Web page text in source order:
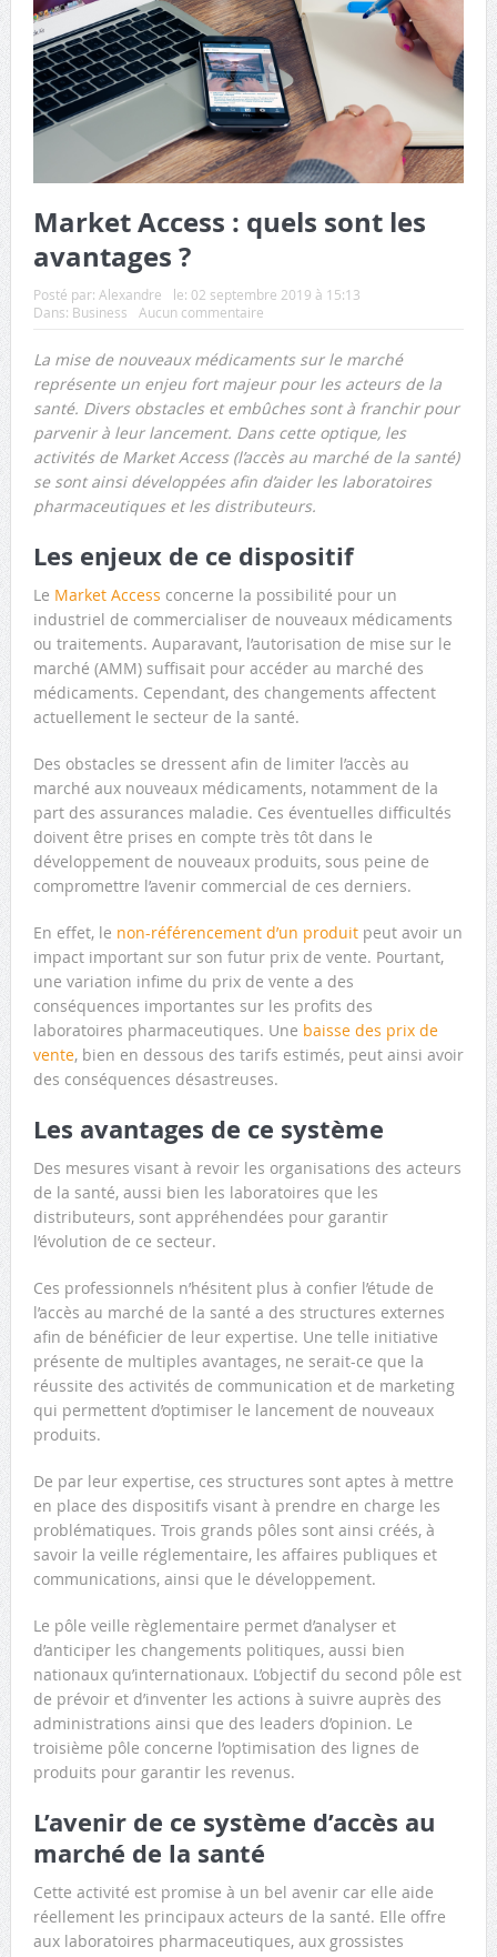
Market Access : quels sont les
avantages ?
Posté par: Alexandre le: 02 septembre 2019 à 15:13
Dans: Business Aucun commentaire
La mise de nouveaux médicaments sur le marché
représente un enjeu fort majeur pour les acteurs de la
santé. Divers obstacles et embûches sont à franchir pour
parvenir à leur lancement. Dans cette optique, les
activités de Market Access (l’accès au marché de la santé)
se sont ainsi développées afin d’aider les laboratoires
pharmaceutiques et les distributeurs.
Les enjeux de ce dispositif
Le Market Access concerne la possibilité pour un
industriel de commercialiser de nouveaux médicaments
ou traitements. Auparavant, l’autorisation de mise sur le
marché (AMM) suffisait pour accéder au marché des
médicaments. Cependant, des changements affectent
actuellement le secteur de la santé.
Des obstacles se dressent afin de limiter l’accès au
marché aux nouveaux médicaments, notamment de la
part des assurances maladie. Ces éventuelles difficultés
doivent être prises en compte très tôt dans le
développement de nouveaux produits, sous peine de
compromettre l’avenir commercial de ces derniers.
En effet, le non-référencement d’un produitpeut avoir un
impact important sur son futur prix de vente. Pourtant,
une variation infime du prix de vente a des
conséquences importantes sur les profits des
laboratoires pharmaceutiques. Une baisse des prix de
vente, bien en dessous des tarifs estimés, peut ainsi avoir
des conséquences désastreuses.
Les avantages de ce système
Des mesures visant à revoir les organisations des acteurs
de la santé, aussi bien les laboratoires que les
distributeurs, sont appréhendées pour garantir
l’évolution de ce secteur.
Ces professionnels n’hésitent plus à confier l’étude de
l’accès au marché de la santé a des structures externes
afin de bénéficier de leur expertise. Une telle initiative
présente de multiples avantages, ne serait-ce que la
réussite des activités de communication et de marketing
qui permettent d’optimiser le lancement de nouveaux
produits.
De par leur expertise, ces structures sont aptes à mettre
en place des dispositifs visant à prendre en charge les
problématiques. Trois grands pôles sont ainsi créés, à
savoir la veille réglementaire, les affaires publiques et
communications, ainsi que le développement.
Le pôle veille règlementaire permet d’analyser et
d’anticiper les changements politiques, aussi bien
nationaux qu’internationaux. L’objectif du second pôle est
de prévoir et d’inventer les actions à suivre auprès des
administrations ainsi que des leaders d’opinion. Le
troisième pôle concerne l’optimisation des lignes de
produits pour garantir les revenus.
L’avenir de ce système d’accès au
marché de la santé
Cette activité est promise à un bel avenir car elle aide
réellement les principaux acteurs de la santé. Elle offre
aux laboratoires pharmaceutiques, aux grossistes